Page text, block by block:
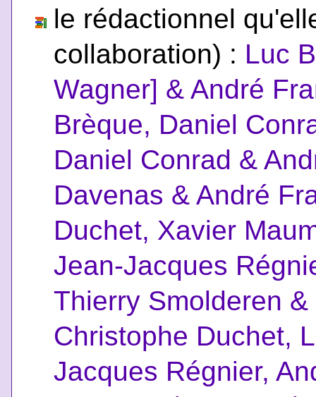
le rédactionnel
collaboration) : Luc
Wagner] & André
Brèque, Daniel
Daniel Conrad &
Davenas & André
Duchet, Xavier
Jean-Jacques
Thierry Smolderen
Christophe Duchet,
Jacques Régnier,